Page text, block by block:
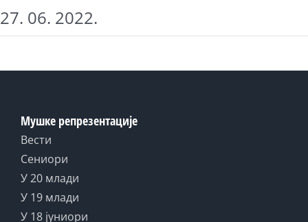
27. 06. 2022.
Мушке репрезентације
Вести
Сениори
У 20 млади
У 19 млади
У 18 јуниори